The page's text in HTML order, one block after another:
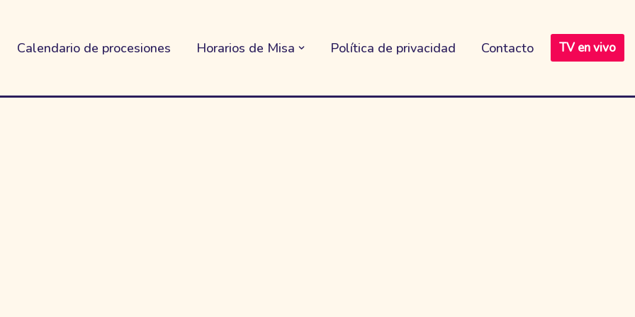
Calendario de procesiones Horarios de Misa Política de privacidad Contacto TV en vivo